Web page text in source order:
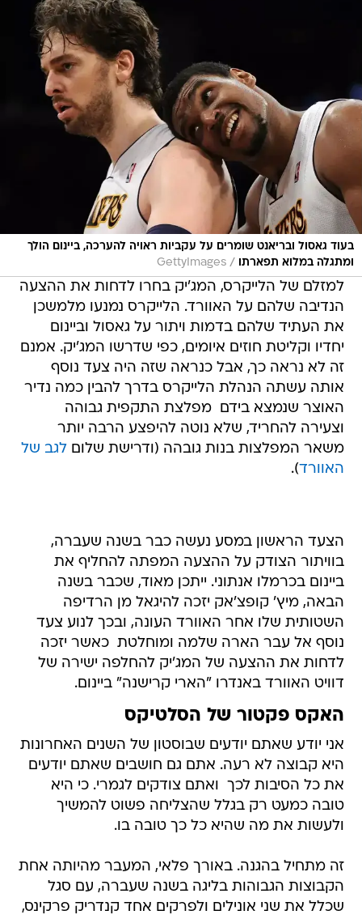
בעוד גאסול ובריאנט שומרים על עקביות ראויה להערכה, ביינום הולך
ומתגלה במלוא תפארתו
/
GettyImages
למזלם של הלייקרס, המג'יק בחרו לדחות את ההצעה
הנדיבה שלהם על האוורד. הלייקרס נמנעו מלמשכן
את העתיד שלהם בדמות ויתור על גאסול וביינום
יחדיו וקליטת חוזים איומים, כפי שדרשו המג'יק. אמנם
זה לא נראה כך, אבל כנראה שזה היה צעד נוסף
אותה עשתה הנהלת הלייקרס בדרך להבין כמה נדיר
האוצר שנמצא בידם  מפלצת התקפית גבוהה
וצעירה להחריד, שלא נוטה להיפצע הרבה יותר
משאר המפלצות בנות גובהה (ודרישת שלוםלגב של
האוורד).
הצעד הראשון במסע נעשה כבר בשנה שעברה,
בוויתור הצודק על ההצעה המפתה להחליף את
ביינום בכרמלו אנתוני. ייתכן מאוד, שכבר בשנה
הבאה, מיץ' קופצ'אק יזכה להיגאל מן הרדיפה
השטותית שלו אחר האוורד העונה, ובכך לנוע צעד
נוסף אל עבר הארה שלמה ומוחלטת  כאשר יזכה
לדחות את ההצעה של המג'יק להחלפה ישירה של
דוויט האוורד באנדרו "הארי קרישנה" ביינום.
האקס פקטור של הסלטיקס
אני יודע שאתם יודעים שבוסטון של השנים האחרונות
היא קבוצה לא רעה. אתם גם חושבים שאתם יודעים
את כל הסיבות לכך  ואתם צודקים לגמרי. כי היא
טובה כמעט רק בגלל שהצליחה פשוט להמשיך
ולעשות את מה שהיא כל כך טובה בו.
זה מתחיל בהגנה. באורך פלאי, המעבר מהיותה אחת
הקבוצות הגבוהות בליגה בשנה שעברה, עם סגל
שכלל את שני אונילים ולפרקים אחד קנדריק פרקינס,